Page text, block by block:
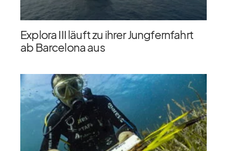
Explora III läuft zu ihrer Jungfernfahrt
ab Barcelona aus